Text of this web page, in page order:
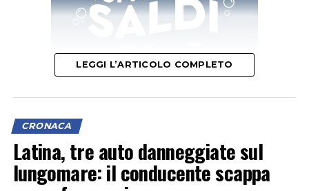
LEGGI L’ARTICOLO COMPLETO
CRONACA
Latina, tre auto danneggiate sul
lungomare: il conducente scappa